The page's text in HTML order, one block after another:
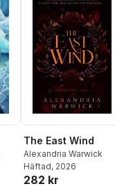
The East Wind
Alexandria Warwick
Häftad, 2026
282 kr